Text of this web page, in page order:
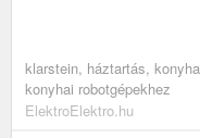
klarstein, háztartás,
konyhai robotgépekhez
ElektroElektro.hu